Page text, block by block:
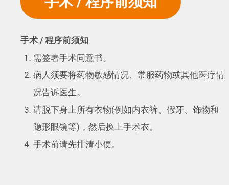
手术 / 程序前须知
需签署手术同意书。
病人须要将药物敏感情况、常服药物或其他医疗情
况告诉医生。
请脱下身上所有衣物(例如内衣裤、假牙、饰物和
隐形眼镜等)，然后换上手术衣。
手术前请先排清小便。